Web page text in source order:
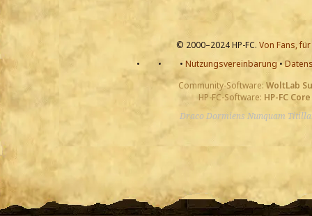
© 2000–2024 HP-FC. Von Fans,
•
• • Nutzungsvereinbarung•
Community-Software: WoltLab
HP-FC-Software: HP-FC Core
Draco Dormiens Nunquam